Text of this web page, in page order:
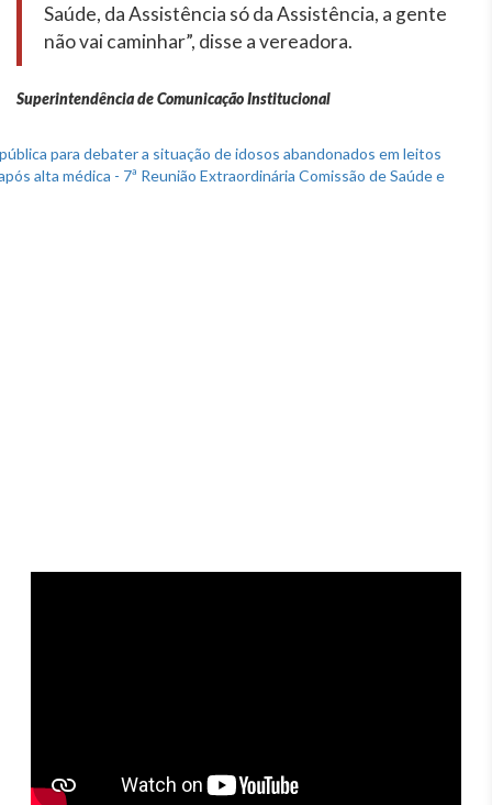
Saúde, da Assistência só da Assistência, a gente
não vai caminhar”, disse a vereadora.
Superintendência de Comunicação Institucional